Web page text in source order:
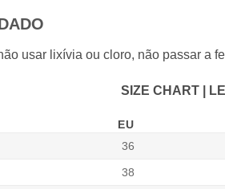
usar lixívia ou cloro, não passar a
SIZE CHART |
EU
36
38